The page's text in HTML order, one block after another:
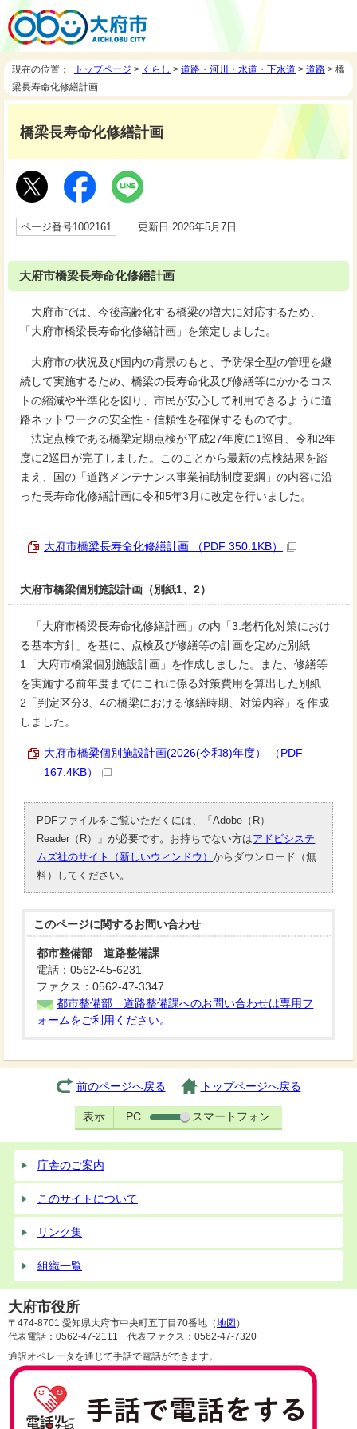
現在の位置： トップページ > くらし > 道路・河川・水道・下水道 > 道路 > 橋
梁長寿命化修繕計画
橋梁長寿命化修繕計画
ページ番号1002161 更新日 2026年5月7日
大府市橋梁長寿命化修繕計画
大府市では、今後高齢化する橋梁の増大に対応するため、
「大府市橋梁長寿命化修繕計画」を策定しました。
大府市の状況及び国内の背景のもと、予防保全型の管理を継
続して実施するため、橋梁の長寿命化及び修繕等にかかるコス
トの縮減や平準化を図り、市民が安心して利用できるように道
路ネットワークの安全性・信頼性を確保するものです。
法定点検である橋梁定期点検が平成27年度に1巡目、令和2年
度に2巡目が完了しました。このことから最新の点検結果を踏
まえ、国の「道路メンテナンス事業補助制度要綱」の内容に沿
った長寿命化修繕計画に令和5年3月に改定を行いました。
大府市橋梁長寿命化修繕計画 （PDF 350.1KB）
大府市橋梁個別施設計画（別紙1、2）
「大府市橋梁長寿命化修繕計画」の内「3.老朽化対策におけ
る基本方針」を基に、点検及び修繕等の計画を定めた別紙
1「大府市橋梁個別施設計画」を作成しました。また、修繕等
を実施する前年度までにこれに係る対策費用を算出した別紙
2「判定区分3、4の橋梁における修繕時期、対策内容」を作成
しました。
大府市橋梁個別施設計画(2026(令和8)年度） （PDF
167.4KB）
PDFファイルをご覧いただくには、「Adobe（R）
Reader（R）」が必要です。お持ちでない方はアドビシステ
ムズ社のサイト（新しいウィンドウ）からダウンロード（無
料）してください。
このページに関するお問い合わせ
都市整備部 道路整備課
電話：0562-45-6231
ファクス：0562-47-3347
都市整備部 道路整備課へのお問い合わせは専用フ
ォームをご利用ください。
前のページへ戻る トップページへ戻る
表示 PC スマートフォン
庁舎のご案内
このサイトについて
リンク集
組織一覧
大府市役所
〒474-8701 愛知県大府市中央町五丁目70番地（地図 ）
代表電話：0562-47-2111 代表ファクス：0562-47-7320
通訳オペレータを通じて手話で電話ができます。